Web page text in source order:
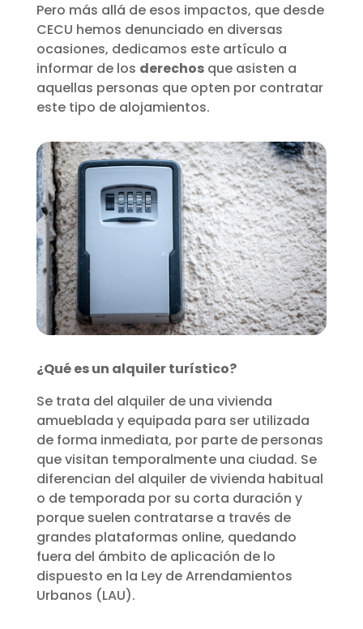
Pero más allá de esos impactos, que desde
CECU hemos denunciado en diversas
ocasiones, dedicamos este artículo a
informar de los derechosque asisten a
aquellas personas que opten por contratar
este tipo de alojamientos.
¿Qué es un alquiler turístico?
Se trata del alquiler de una vivienda
amueblada y equipada para ser utilizada
de forma inmediata, por parte de personas
que visitan temporalmente una ciudad. Se
diferencian del alquiler de vivienda habitual
o de temporada por su corta duración y
porque suelen contratarse a través de
grandes plataformas online, quedando
fuera del ámbito de aplicación de lo
dispuesto en la Ley de Arrendamientos
Urbanos (LAU).